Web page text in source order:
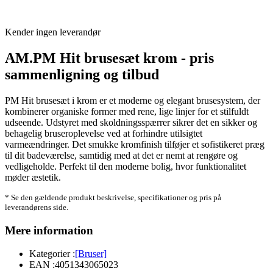
Kender ingen leverandør
AM.PM Hit brusesæt krom - pris
sammenligning og tilbud
PM Hit brusesæt i krom er et moderne og elegant brusesystem, der
kombinerer organiske former med rene, lige linjer for et stilfuldt
udseende. Udstyret med skoldningsspærrer sikrer det en sikker og
behagelig bruseroplevelse ved at forhindre utilsigtet
varmeændringer. Det smukke kromfinish tilføjer et sofistikeret præg
til dit badeværelse, samtidig med at det er nemt at rengøre og
vedligeholde. Perfekt til den moderne bolig, hvor funktionalitet
møder æstetik.
* Se den gældende produkt beskrivelse, specifikationer og pris på
leverandørens side.
Mere information
Kategorier :[Bruser]
EAN :4051343065023